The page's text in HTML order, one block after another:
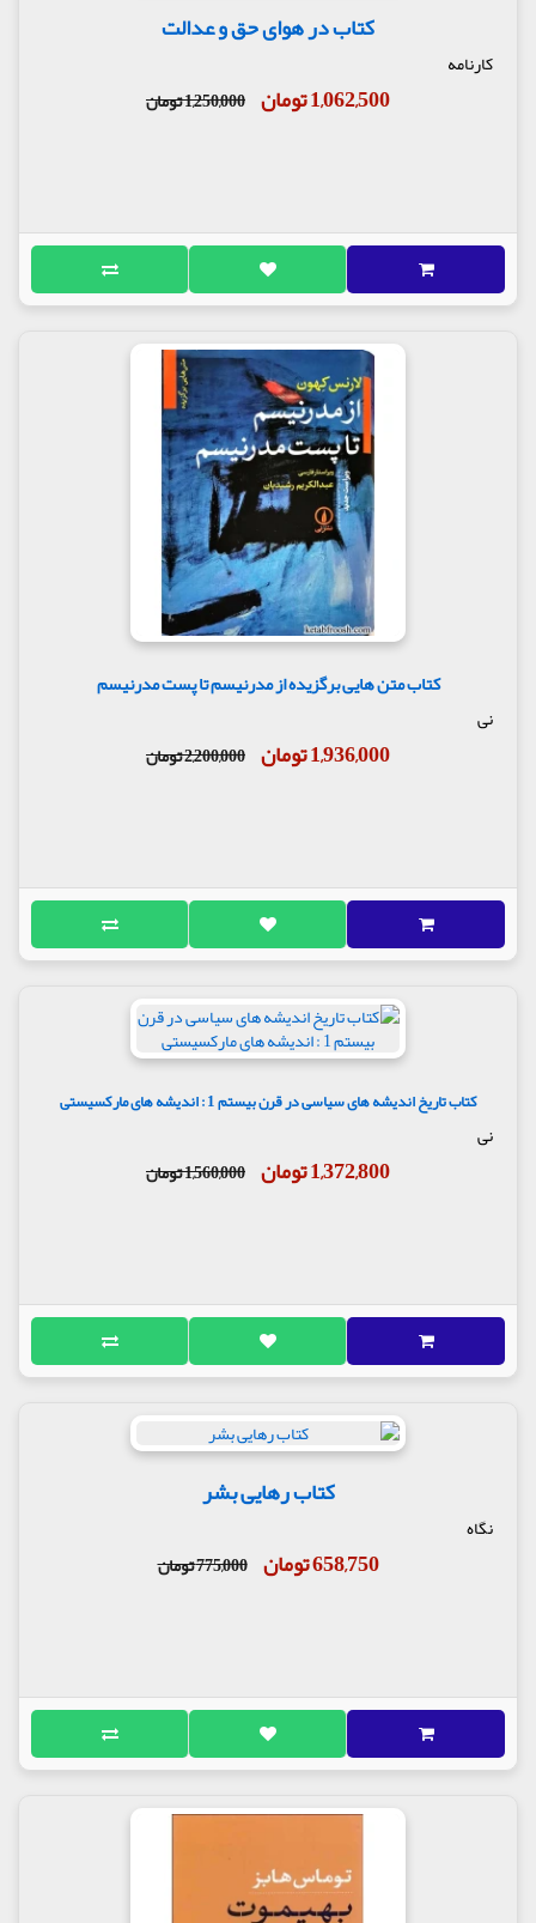
کتاب در هوای حق و عدالت
کارنامه
1,062,500 تومان 1,250,000 تومان
کتاب متن هایی برگزیده از مدرنیسم تا پست مدرنیسم
نی
1,936,000 تومان 2,200,000 تومان
کتاب تاریخ اندیشه های سیاسی در قرن بیستم 1 : اندیشه های مارکسیستی
نی
1,372,800 تومان 1,560,000 تومان
کتاب رهایی بشر
نگاه
658,750 تومان 775,000 تومان